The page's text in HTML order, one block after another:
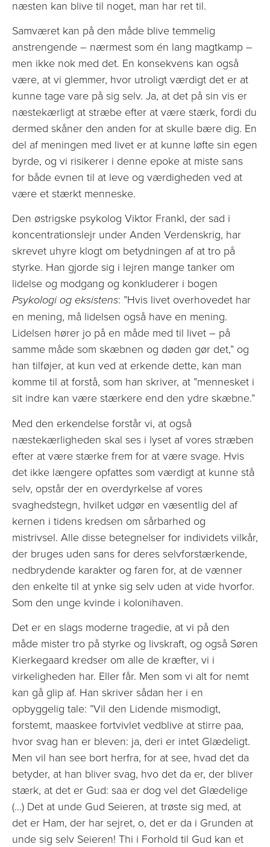
næsten kan blive til noget, man har ret til.
Samværet kan på den måde blive temmelig
anstrengende – nærmest som én lang magtkamp –
men ikke nok med det. En konsekvens kan også
være, at vi glemmer, hvor utroligt værdigt det er at
kunne tage vare på sig selv. Ja, at det på sin vis er
næstekærligt at stræbe efter at være stærk, fordi du
dermed skåner den anden for at skulle bære dig. En
del af meningen med livet er at kunne løfte sin egen
byrde, og vi risikerer i denne epoke at miste sans
for både evnen til at leve og værdigheden ved at
være et stærkt menneske.
Den østrigske psykolog Viktor Frankl, der sad i
koncentrationslejr under Anden Verdenskrig, har
skrevet uhyre klogt om betydningen af at tro på
styrke. Han gjorde sig i lejren mange tanker om
lidelse og modgang og konkluderer i bogen
Psykologi og eksistens: ”Hvis livet overhovedet har
en mening, må lidelsen også have en mening.
Lidelsen hører jo på en måde med til livet – på
samme måde som skæbnen og døden gør det,” og
han tilføjer, at kun ved at erkende dette, kan man
komme til at forstå, som han skriver, at ”mennesket i
sit indre kan være stærkere end den ydre skæbne.”
Med den erkendelse forstår vi, at også
næstekærligheden skal ses i lyset af vores stræben
efter at være stærke frem for at være svage. Hvis
det ikke længere opfattes som værdigt at kunne stå
selv, opstår der en overdyrkelse af vores
svaghedstegn, hvilket udgør en væsentlig del af
kernen i tidens kredsen om sårbarhed og
mistrivsel. Alle disse betegnelser for individets vilkår,
der bruges uden sans for deres selvforstærkende,
nedbrydende karakter og faren for, at de vænner
den enkelte til at ynke sig selv uden at vide hvorfor.
Som den unge kvinde i kolonihaven.
Det er en slags moderne tragedie, at vi på den
måde mister tro på styrke og livskraft, og også Søren
Kierkegaard kredser om alle de kræfter, vi i
virkeligheden har. Eller får. Men som vi alt for nemt
kan gå glip af. Han skriver sådan her i en
opbyggelig tale: ”Vil den Lidende mismodigt,
forstemt, maaskee fortvivlet vedblive at stirre paa,
hvor svag han er bleven: ja, deri er intet Glædeligt.
Men vil han see bort herfra, for at see, hvad det da
betyder, at han bliver svag, hvo det da er, der bliver
stærk, at det er Gud: saa er dog vel det Glædelige
(…) Det at unde Gud Seieren, at trøste sig med, at
det er Ham, der har sejret, o, det er da i Grunden at
unde sig selv Seieren! Thi i Forhold til Gud kan et